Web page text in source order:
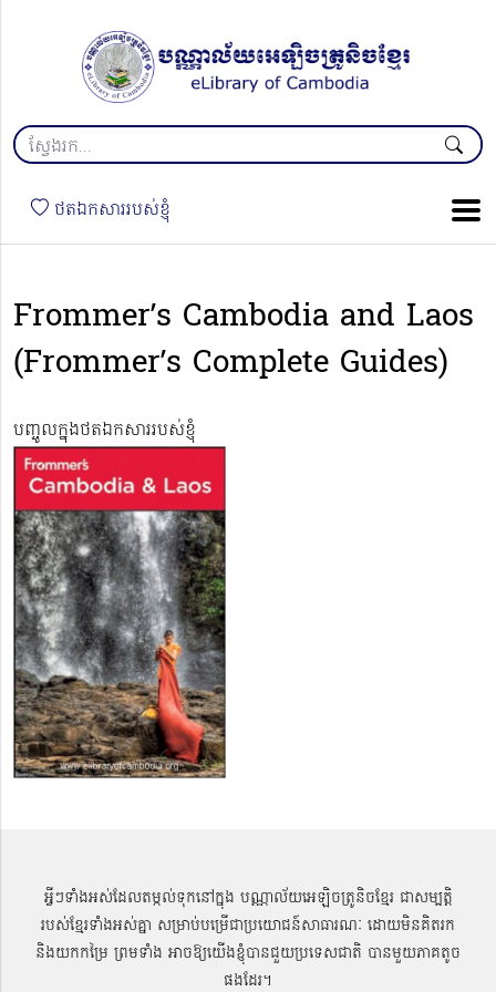
ថតឯកសាររបស់ខ្ញុំ
Frommer’s Cambodia and Laos
(Frommer’s Complete Guides)
បញ្ចូលក្នុងថតឯកសាររបស់ខ្ញុំ
អ្វីៗទាំងអស់ដែលតម្កល់ទុកនៅក្នុង បណ្ណាល័យអេឡិចត្រូនិចខ្មែរ ជាសម្បតិ្ត
របស់ខ្មែរទាំងអស់គ្នា សម្រាប់បម្រើជាប្រយោជន៍សាធារណៈ ដោយមិនគិតរក
និងយកកម្រៃ ព្រមទាំង អាចឱ្យយើងខ្ញុំបានជួយប្រទេសជាតិ បានមួយភាគតូច
ផងដែរ។